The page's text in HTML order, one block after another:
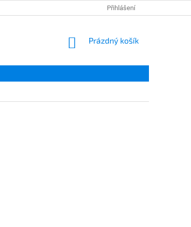
Přihlášení
NÁKUPNÍ
Prázdný košík